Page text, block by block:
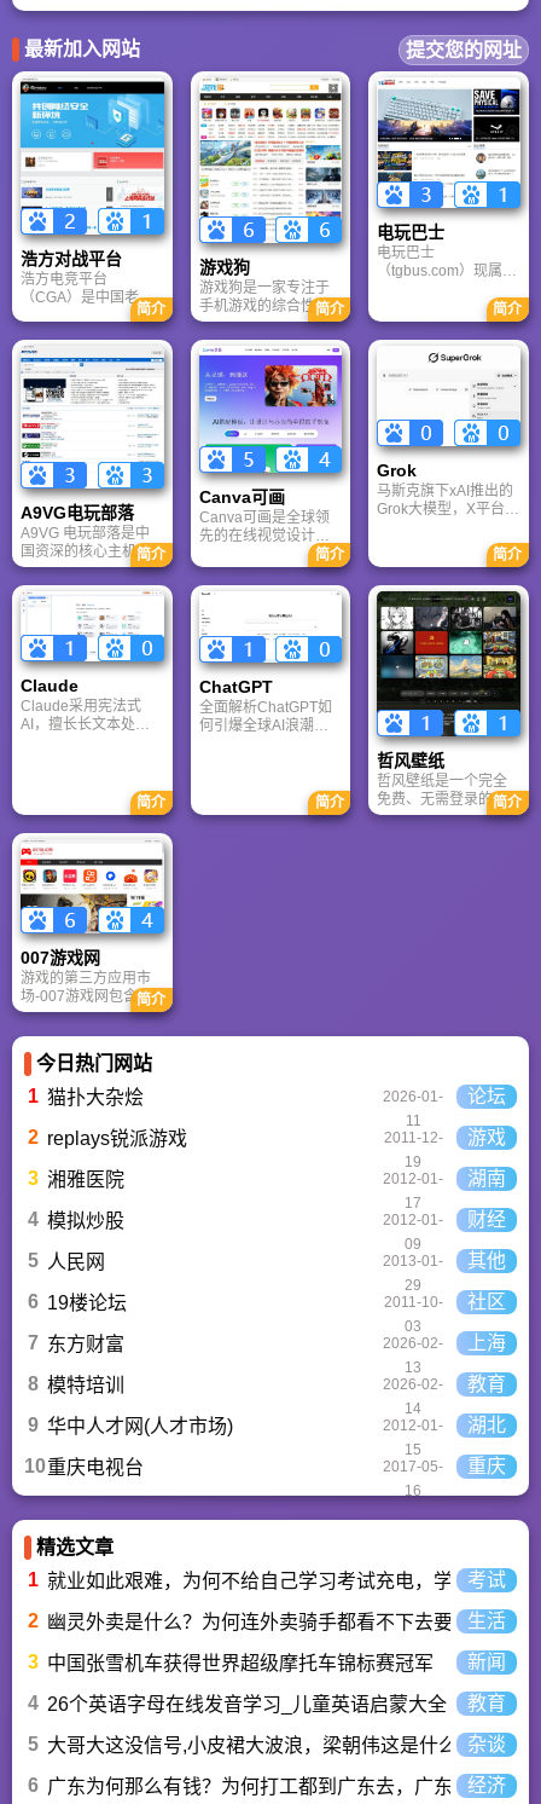
最新加入网站 提交您的网址
浩方对战平台
浩方电竞平台
（CGA）是中国老牌
游戏联机平台，提供
CS、War3、星际争霸
等经典游戏的稳定联
机服务。重温DOTA1
的激情岁月，找回当
年的战友。同时提供
最新CGA电竞赛事资
讯及热门页游入口，
致敬中国电竞的黄金
时代。
简介
游戏狗
游戏狗是一家专注于
手机游戏的综合性门
户网站。它致力于为
手游玩家提供最新、
最全的游戏资讯、攻
略、评测及视频等内
容，是国内较早一批
专注于移动游戏领域
的垂直媒体。
简介
电玩巴士
电玩巴士
（tgbus.com）现属于
注于解决游戏用户需
求的综合性游戏门户
网站，电玩巴士是一
个全面的综合性游戏
门户，专注于为全球
玩家提供主机、PC及
移动端游戏的全方位
资讯。
简介
A9VG电玩部落
A9VG 电玩部落是中
国资深的核心主机游
戏玩家社区。网站以
论坛为核心，提供全
面的主机游戏资讯、
攻略和资料库，覆盖
PlayStation、Xbox、
Switch 等全平台。凭
借其深厚的历史积淀
和活跃的用户群体，
A9VG 成为硬核玩家
交流心得、分享攻略
简介
Canva可画
Canva可画是全球领
先的在线视觉设计平
台，内置AI“魔力工作
室”，提供海量正版模
板与素材。无论是自
媒体封面、企业海报
还是PPT，零基础用
户也能轻松实现专业
级创作，让设计触手
可及。
简介
Grok
马斯克旗下xAI推出的
Grok大模型，X平台实
体协作的核心优势。
针对其中文能力、隐
私安全及幻觉问题等
高频疑问进行客观解
答，提供AI选型参
考。
简介
Claude
Claude采用宪法式
AI，擅长长文本处理
快速迭代上占优。两
者定位不同，各有千
秋。
简介
ChatGPT‌
全面解析ChatGPT如
何引爆全球AI浪潮！
看懂大语言模型如何
重塑未来。
简介
哲风壁纸
哲风壁纸是一个完全
免费、无需登录的高
清壁纸下载网站。提
简介
007游戏网
游戏的第三方应用市
场-007游戏网包含安
卓（Android）和苹果
（iOS）系统的手机应
用、游戏以及电脑软
件的下载服务，还有
精心推荐的应用排行
榜,搭配极佳的下载体
得信赖的应用商店。
简介
今日热门网站
1 猫扑大杂烩
2026-01-
11
论坛
2 replays锐派游戏
2011-12-
19
游戏
3 湘雅医院
2012-01-
17
湖南
4 模拟炒股
2012-01-
09
财经
5 人民网
2013-01-
29
其他
6 19楼论坛
2011-10-
03
社区
7 东方财富
2026-02-
13
上海
8 模特培训
2026-02-
14
教育
9 华中人才网(人才市场)
2012-01-
15
湖北
10重庆电视台
2017-05-
16
重庆
精选文章
1 就业如此艰难，为何不给自己学习考试充电，学一技之长
考试
2 幽灵外卖是什么？为何连外卖骑手都看不下去要举报？
生活
3 中国张雪机车获得世界超级摩托车锦标赛冠军
新闻
4 26个英语字母在线发音学习_儿童英语启蒙大全
教育
5 大哥大这没信号,小皮裙大波浪，梁朝伟这是什么歌曲？
杂谈
6 广东为何那么有钱？为何打工都到广东去，广东连续37年
经济